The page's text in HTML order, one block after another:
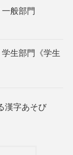
般部門
生部門《学生
漢字あそび